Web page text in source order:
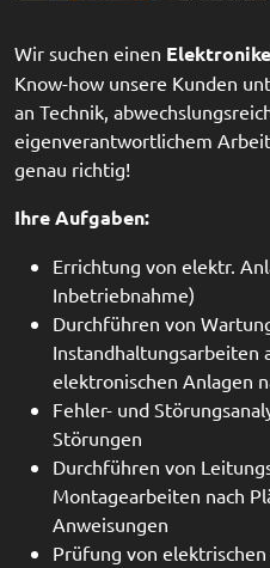
Wir suchen einen
Know-how unsere Kunden
an Technik,
eigenverantwortlichem
genau richtig!
Ihre Aufgaben:
Errichtung von elektr.
Inbetriebnahme)
Durchführen von
Instandhaltungsarbeiten
elektronischen Anlagen
Fehler- und
Störungen
Durchführen von
Montagearbeiten nach
Anweisungen
Prüfung von